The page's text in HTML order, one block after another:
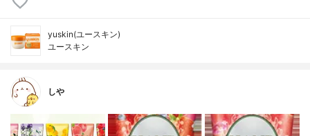
yuskin(ユースキン)
ユースキン
しや